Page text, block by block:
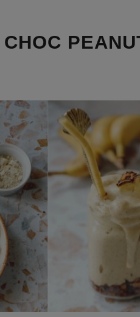
CHOC